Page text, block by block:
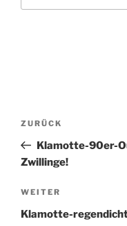
Vorheriger
Beitrag
ZURÜCK
Klamotte-90er-
Zwillinge!
Nächster
Beitrag
WEITER
Klamotte-